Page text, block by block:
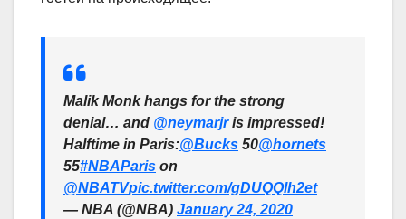
Malik Monk hangs for the strong
denial… and @neymarjris impressed!
Halftime in Paris:@Bucks 50@hornets
55#NBAParis on
@NBATVpic.twitter.com/gDUQQlh2et
— NBA (@NBA) January 24, 2020